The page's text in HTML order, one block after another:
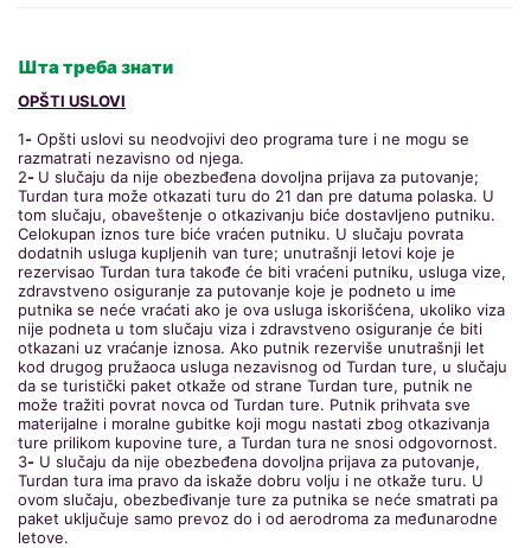
Шта треба знати
OPŠTI USLOVI
1- Opšti uslovi su neodvojivi deo programa ture i ne mogu se
razmatrati nezavisno od njega.
2- U slučaju da nije obezbeđena dovoljna prijava za putovanje;
Turdan tura može otkazati turu do 21 dan pre datuma polaska. U
tom slučaju, obaveštenje o otkazivanju biće dostavljeno putniku.
Celokupan iznos ture biće vraćen putniku. U slučaju povrata
dodatnih usluga kupljenih van ture; unutrašnji letovi koje je
rezervisao Turdan tura takođe će biti vraćeni putniku, usluga vize,
zdravstveno osiguranje za putovanje koje je podneto u ime
putnika se neće vraćati ako je ova usluga iskorišćena, ukoliko viza
nije podneta u tom slučaju viza i zdravstveno osiguranje će biti
otkazani uz vraćanje iznosa. Ako putnik rezerviše unutrašnji let
kod drugog pružaoca usluga nezavisnog od Turdan ture, u slučaju
da se turistički paket otkaže od strane Turdan ture, putnik ne
može tražiti povrat novca od Turdan ture. Putnik prihvata sve
materijalne i moralne gubitke koji mogu nastati zbog otkazivanja
ture prilikom kupovine ture, a Turdan tura ne snosi odgovornost.
3- U slučaju da nije obezbeđena dovoljna prijava za putovanje,
Turdan tura ima pravo da iskaže dobru volju i ne otkaže turu. U
ovom slučaju, obezbeđivanje ture za putnika se neće smatrati pa
paket uključuje samo prevoz do i od aerodroma za međunarodne
letove.